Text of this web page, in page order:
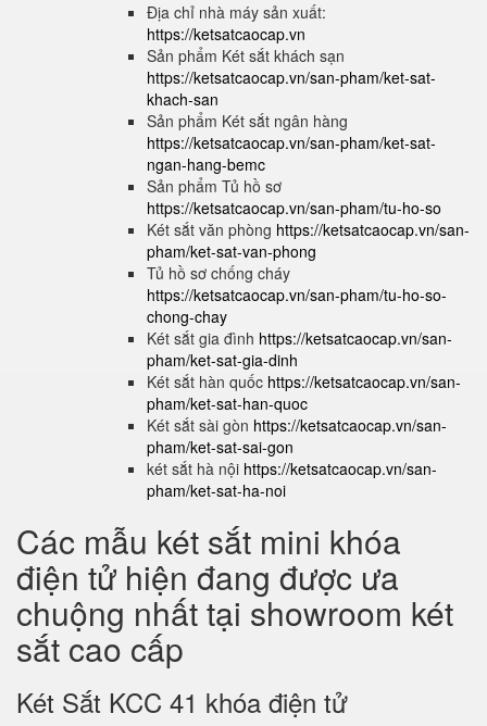
Địa chỉ nhà máy sản xuất:
https://ketsatcaocap.vn
Sản phẩm Két sắt khách sạn
https://ketsatcaocap.vn/san-pham/ket-sat-
khach-san
Sản phẩm Két sắt ngân hàng
https://ketsatcaocap.vn/san-pham/ket-sat-
ngan-hang-bemc
Sản phẩm Tủ hồ sơ
https://ketsatcaocap.vn/san-pham/tu-ho-so
Két sắt văn phòng https://ketsatcaocap.vn/san-
pham/ket-sat-van-phong
Tủ hồ sơ chống cháy
https://ketsatcaocap.vn/san-pham/tu-ho-so-
chong-chay
Két sắt gia đình https://ketsatcaocap.vn/san-
pham/ket-sat-gia-dinh
Két sắt hàn quốc https://ketsatcaocap.vn/san-
pham/ket-sat-han-quoc
Két sắt sài gòn https://ketsatcaocap.vn/san-
pham/ket-sat-sai-gon
két sắt hà nội https://ketsatcaocap.vn/san-
pham/ket-sat-ha-noi
Các mẫu két sắt mini khóa
điện tử hiện đang được ưa
chuộng nhất tại showroom két
sắt cao cấp
Két Sắt KCC 41 khóa điện tử